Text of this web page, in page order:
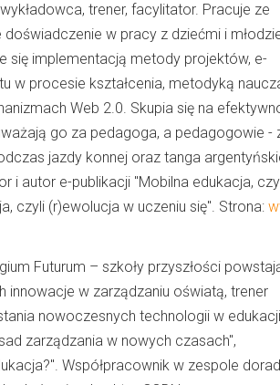
trener, facylitator. Pracuje ze
w pracy z dziećmi i
się implementacją metody projektów, e-
w procesie kształcenia, metodyką
Web 2.0. Skupia się na
go za pedagoga, a pedagogowie -
jazdy konnej oraz tanga
i autor e-publikacji "Mobilna edukacja,
czyli (r)ewolucja w uczeniu się". Strona:
Futurum – szkoły przyszłości
innowacje w zarządzaniu oświatą, trener
nowoczesnych technologii w
zarządzania w nowych czasach",
Współpracownik w zespole